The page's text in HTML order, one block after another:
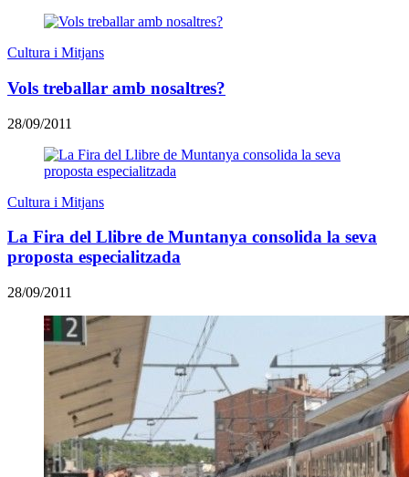
Cultura i Mitjans
Vols treballar amb nosaltres?
28/09/2011
Cultura i Mitjans
La Fira del Llibre de Muntanya consolida la seva
proposta especialitzada
28/09/2011